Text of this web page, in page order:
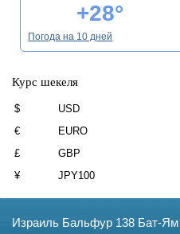
Израиль Бальфур 138 Бат-Ям
+28°
Погода на 10 дней
Курс шекеля
$ USD
€
EURO
£
GBP
¥
JPY100